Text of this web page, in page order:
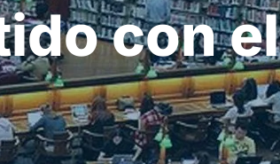
con el